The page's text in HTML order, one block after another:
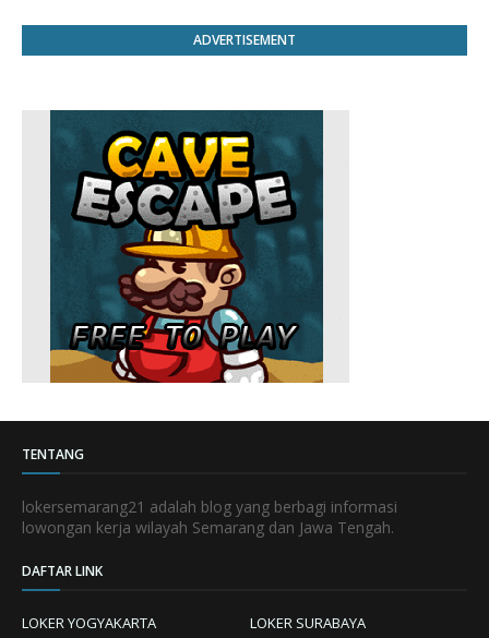
ADVERTISEMENT
TENTANG
lokersemarang21 adalah blog yang berbagi informasi
lowongan kerja wilayah Semarang dan Jawa Tengah.
DAFTAR LINK
LOKER YOGYAKARTA LOKER SURABAYA